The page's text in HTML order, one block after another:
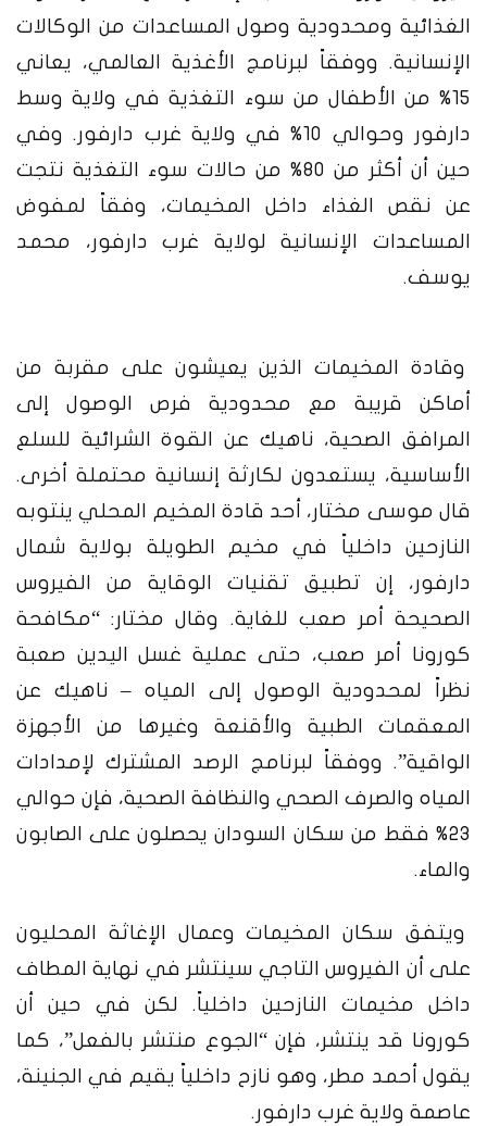
الغذائية ومحدودية وصول المساعدات من الوكالات
الإنسانية. ووفقاً لبرنامج الأغذية العالمي، يعاني
15% من الأطفال من سوء التغذية في ولاية وسط
دارفور وحوالي 10% في ولاية غرب دارفور. وفي
حين أن أكثر من 80% من حالات سوء التغذية نتجت
عن نقص الغذاء داخل المخيمات، وفقاً لمفوض
المساعدات الإنسانية لولاية غرب دارفور، محمد
يوسف.
وقادة المخيمات الذين يعيشون على مقربة من
أماكن قريبة مع محدودية فرص الوصول إلى
المرافق الصحية، ناهيك عن القوة الشرائية للسلع
الأساسية، يستعدون لكارثة إنسانية محتملة أخرى.
قال موسى مختار، أحد قادة المخيم المحلي ينتوبه
النازحين داخلياً في مخيم الطويلة بولاية شمال
دارفور، إن تطبيق تقنيات الوقاية من الفيروس
الصحيحة أمر صعب للغاية. وقال مختار: “مكافحة
كورونا أمر صعب، حتى عملية غسل اليدين صعبة
نظراً لمحدودية الوصول إلى المياه – ناهيك عن
المعقمات الطبية والأقنعة وغيرها من الأجهزة
الواقية”. ووفقاً لبرنامج الرصد المشترك لإمدادات
المياه والصرف الصحي والنظافة الصحية، فإن حوالي
23% فقط من سكان السودان يحصلون على الصابون
والماء.
ويتفق سكان المخيمات وعمال الإغاثة المحليون
على أن الفيروس التاجي سينتشر في نهاية المطاف
داخل مخيمات النازحين داخلياً. لكن في حين أن
كورونا قد ينتشر، فإن “الجوع منتشر بالفعل”، كما
يقول أحمد مطر، وهو نازح داخلياً يقيم في الجنينة،
عاصمة ولاية غرب دارفور.